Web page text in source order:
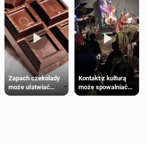
Zapach czekolady
może ułatwiać
trening siłowy
Kontakt z kulturą
może spowalniać
starzenie